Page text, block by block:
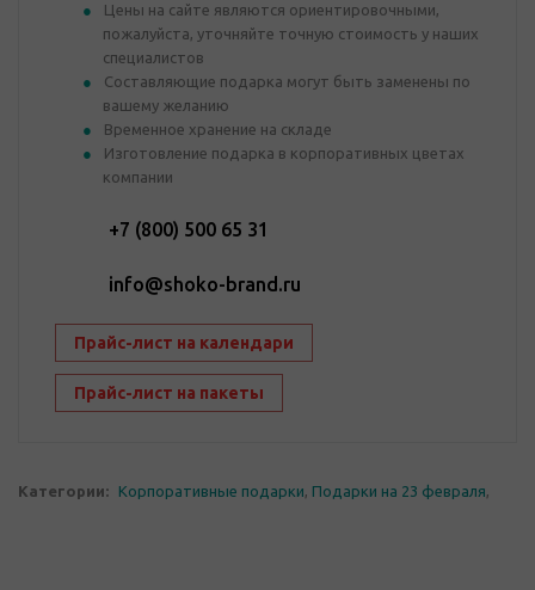
Цены на сайте являются ориентировочными,
пожалуйста, уточняйте точную стоимость у наших
специалистов
Составляющие подарка могут быть заменены по
вашему желанию
Временное хранение на складе
Изготовление подарка в корпоративных цветах
компании
+7 (800) 500 65 31
info@shoko-brand.ru
Прайс-лист на календари
Прайс-лист на пакеты
Категории: Корпоративные подарки, Подарки на 23 февраля,